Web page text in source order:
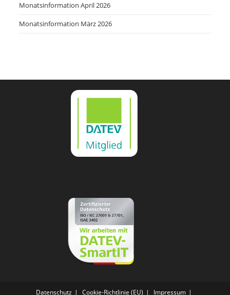
Monatsinformation April 2026
Monatsinformation März 2026
Datenschutz Cookie-Richtlinie (EU) Impressum